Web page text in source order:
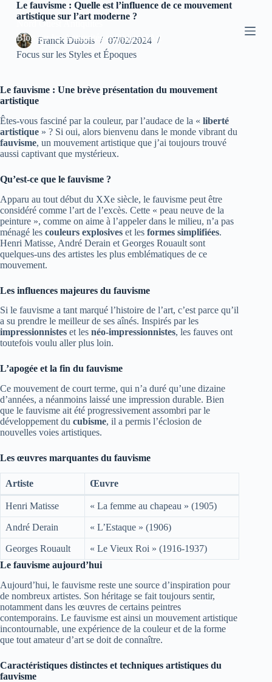
P
u
c
n
t
e
n
Nord Ouest Antiquites
Blog sur les Antiquités et Objets d'Art
Le fauvisme : Quelle est l’influence de ce mouvement
artistique sur l’art moderne ?
Franck Dubois
07/02/2024
Focus sur les Styles et Époques
Le fauvisme : Une brève présentation du mouvement
artistique
Êtes-vous fasciné par la couleur, par l’audace de la « liberté
artistique » ? Si oui, alors bienvenu dans le monde vibrant du
fauvisme, un mouvement artistique que j’ai toujours trouvé
aussi captivant que mystérieux.
Qu’est-ce que le fauvisme ?
Apparu au tout début du XXe siècle, le fauvisme peut être
considéré comme l’art de l’excès. Cette « peau neuve de la
peinture », comme on aime à l’appeler dans le milieu, n’a pas
ménagé les couleurs explosives et les formes simplifiées.
Henri Matisse, André Derain et Georges Rouault sont
quelques-uns des artistes les plus emblématiques de ce
mouvement.
Les influences majeures du fauvisme
Si le fauvisme a tant marqué l’histoire de l’art, c’est parce qu’il
a su prendre le meilleur de ses aînés. Inspirés par les
impressionnistes et les néo-impressionnistes, les fauves ont
toutefois voulu aller plus loin.
L’apogée et la fin du fauvisme
Ce mouvement de court terme, qui n’a duré qu’une dizaine
d’années, a néanmoins laissé une impression durable. Bien
que le fauvisme ait été progressivement assombri par le
développement du cubisme, il a permis l’éclosion de
nouvelles voies artistiques.
Les œuvres marquantes du fauvisme
Artiste Œuvre
Henri Matisse « La femme au chapeau » (1905)
André Derain « L’Estaque » (1906)
Georges Rouault
« Le Vieux Roi » (1916-1937)
Le fauvisme aujourd’hui
Aujourd’hui, le fauvisme reste une source d’inspiration pour
de nombreux artistes. Son héritage se fait toujours sentir,
notamment dans les œuvres de certains peintres
contemporains. Le fauvisme est ainsi un mouvement artistique
incontournable, une expérience de la couleur et de la forme
que tout amateur d’art se doit de connaître.
Caractéristiques distinctes et techniques artistiques du
fauvisme